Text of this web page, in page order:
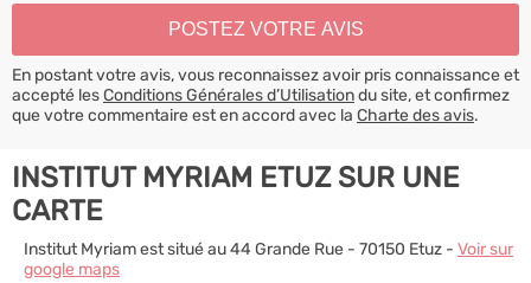
En postant votre avis, vous reconnaissez avoir pris connaissance et
accepté lesConditions Générales d’Utilisationdu site, et confirmez
que votre commentaire est en accord avec la Charte des avis.
INSTITUT MYRIAM ETUZ SUR UNE
CARTE
Institut Myriam est situé au 44 Grande Rue - 70150 Etuz - Voir sur
google maps